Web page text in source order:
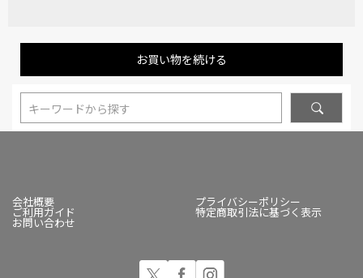
お買い物を続ける
キーワードから探す
会社概要 プライバシーポリシー
ご利用ガイド 特定商取引法に基づく表示
お問い合わせ